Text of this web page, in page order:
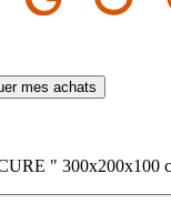
mes achats
" 300x200x100